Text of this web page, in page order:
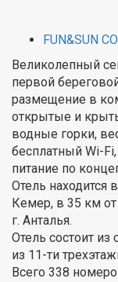
FUN&SUN
Великолепный
первой
размещение в
открытые и
водные горки,
бесплатный Wi-
питание по
Отель находится
Кемер, в 35 км от
г. Анталья.
Отель состоит из
из 11-ти
Всего 338